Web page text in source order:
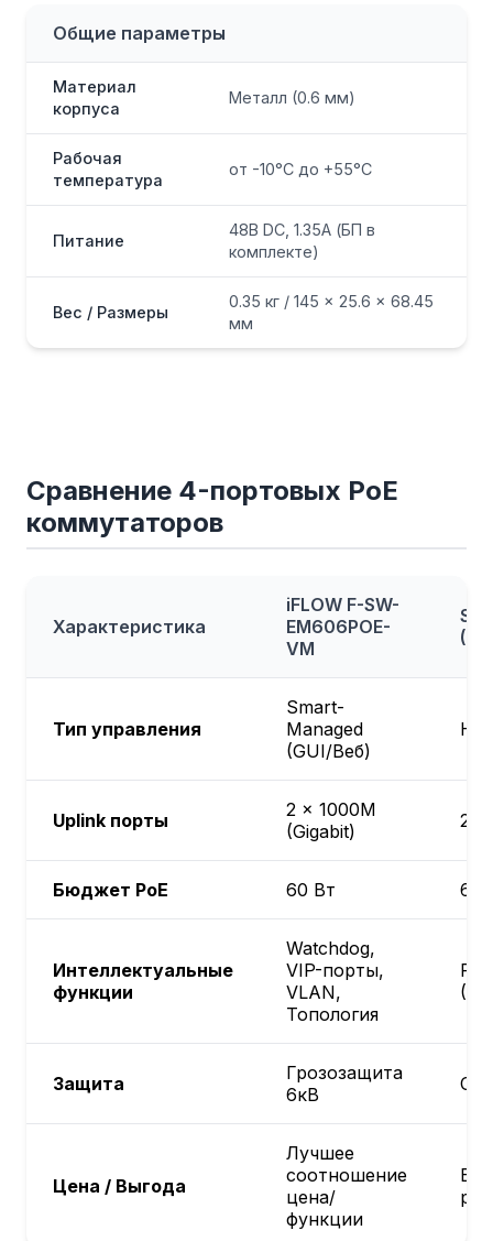
Общие параметры
Материал
корпуса
Металл (0.6 мм)
Рабочая
температура
от -10°C до +55°C
Питание
48В DC, 1.35А (БП в
комплекте)
Вес / Размеры
0.35 кг / 145 × 25.6 × 68.45
мм
Сравнение 4-портовых PoE
коммутаторов
Характеристика
iFLOW F-SW-
EM606POE-
VM
Тип управления
Smart-
Managed
(GUI/Веб)
Uplink порты
2 × 1000M
(Gigabit)
2 ×
Бюджет PoE 60 Вт 65
Интеллектуальные
функции
Watchdog,
VIP-порты,
VLAN,
Топология
Защита
Грозозащита
6кВ
Цена / Выгода
Лучшее
соотношение
цена/
функции